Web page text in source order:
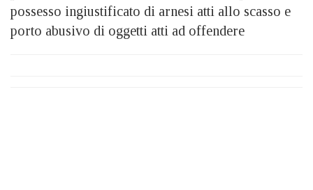
possesso ingiustificato di arnesi atti allo scasso e
porto abusivo di oggetti atti ad offendere